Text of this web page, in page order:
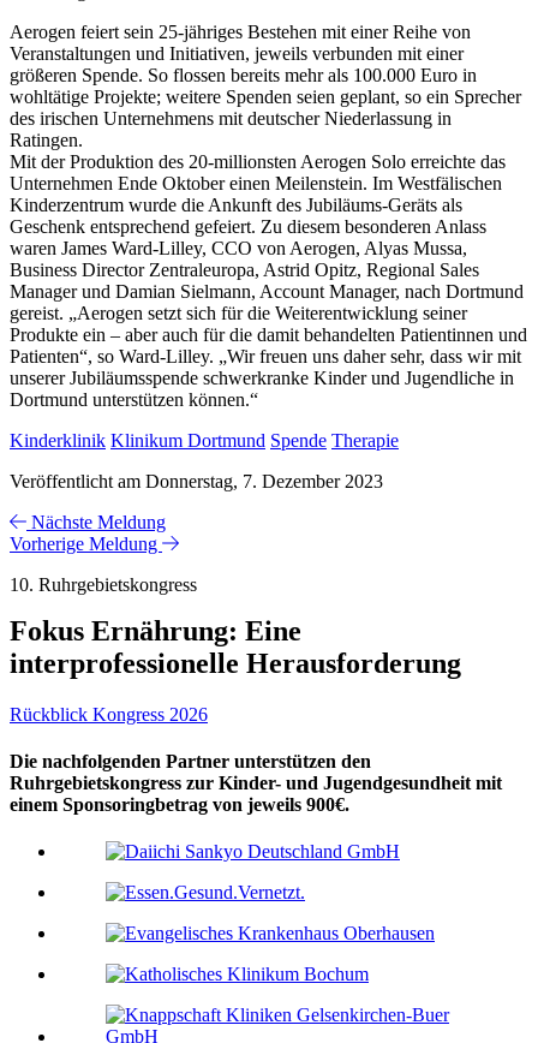
Aerogen feiert sein 25-jähriges Bestehen mit einer Reihe von
Veranstaltungen und Initiativen, jeweils verbunden mit einer
größeren Spende. So flossen bereits mehr als 100.000 Euro in
wohltätige Projekte; weitere Spenden seien geplant, so ein Sprecher
des irischen Unternehmens mit deutscher Niederlassung in
Ratingen.
Mit der Produktion des 20-millionsten Aerogen Solo erreichte das
Unternehmen Ende Oktober einen Meilenstein. Im Westfälischen
Kinderzentrum wurde die Ankunft des Jubiläums-Geräts als
Geschenk entsprechend gefeiert. Zu diesem besonderen Anlass
waren James Ward-Lilley, CCO von Aerogen, Alyas Mussa,
Business Director Zentraleuropa, Astrid Opitz, Regional Sales
Manager und Damian Sielmann, Account Manager, nach Dortmund
gereist. „Aerogen setzt sich für die Weiterentwicklung seiner
Produkte ein – aber auch für die damit behandelten Patientinnen und
Patienten“, so Ward-Lilley. „Wir freuen uns daher sehr, dass wir mit
unserer Jubiläumsspende schwerkranke Kinder und Jugendliche in
Dortmund unterstützen können.“
Kinderklinik Klinikum Dortmund Spende Therapie
Veröffentlicht am Donnerstag, 7. Dezember 2023
Nächste Meldung
Vorherige Meldung
10. Ruhrgebietskongress
Fokus Ernährung: Eine
interprofessionelle Herausforderung
Rückblick Kongress 2026
Die nachfolgenden Partner unterstützen den
Ruhrgebietskongress zur Kinder- und Jugendgesundheit mit
einem Sponsoringbetrag von jeweils 900€.